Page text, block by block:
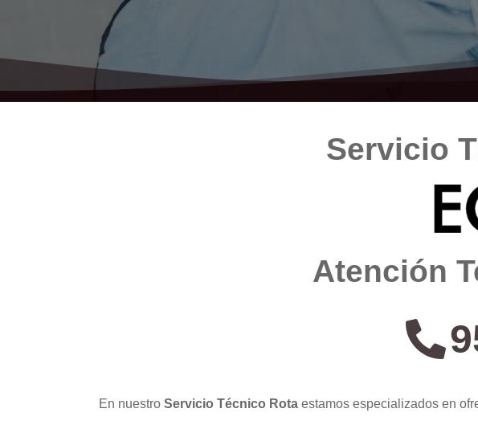
Servicio
Atención
En nuestro Servicio Técnico Rotaestamos especializados en